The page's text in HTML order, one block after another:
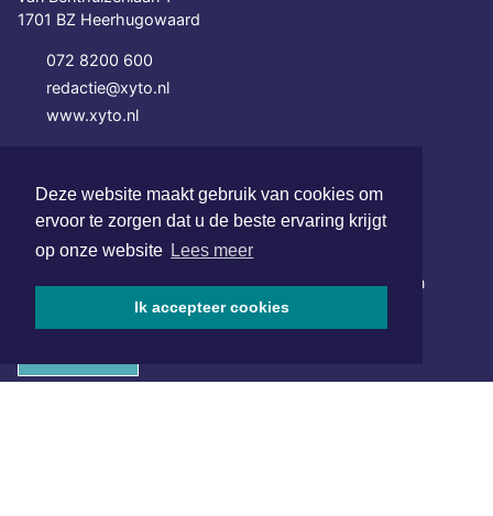
Deze website maakt gebruik van cookies om
ervoor te zorgen dat u de beste ervaring krijgt
op onze website Lees meer
Ik accepteer cookies
1701 BZ Heerhugowaard
072 8200 600
redactie@xyto.nl
www.xyto.nl
NIEUWSBRIEF AANMELDEN
Schrijf je in voor onze nieuwsbrief en krijg wekelijks een
samenvatting van alle gebeurtenissen uit jouw regio.